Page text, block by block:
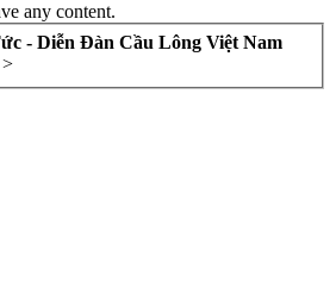
any content.
- Diễn Đàn Cầu Lông Việt Nam
>